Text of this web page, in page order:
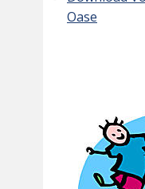
Oase